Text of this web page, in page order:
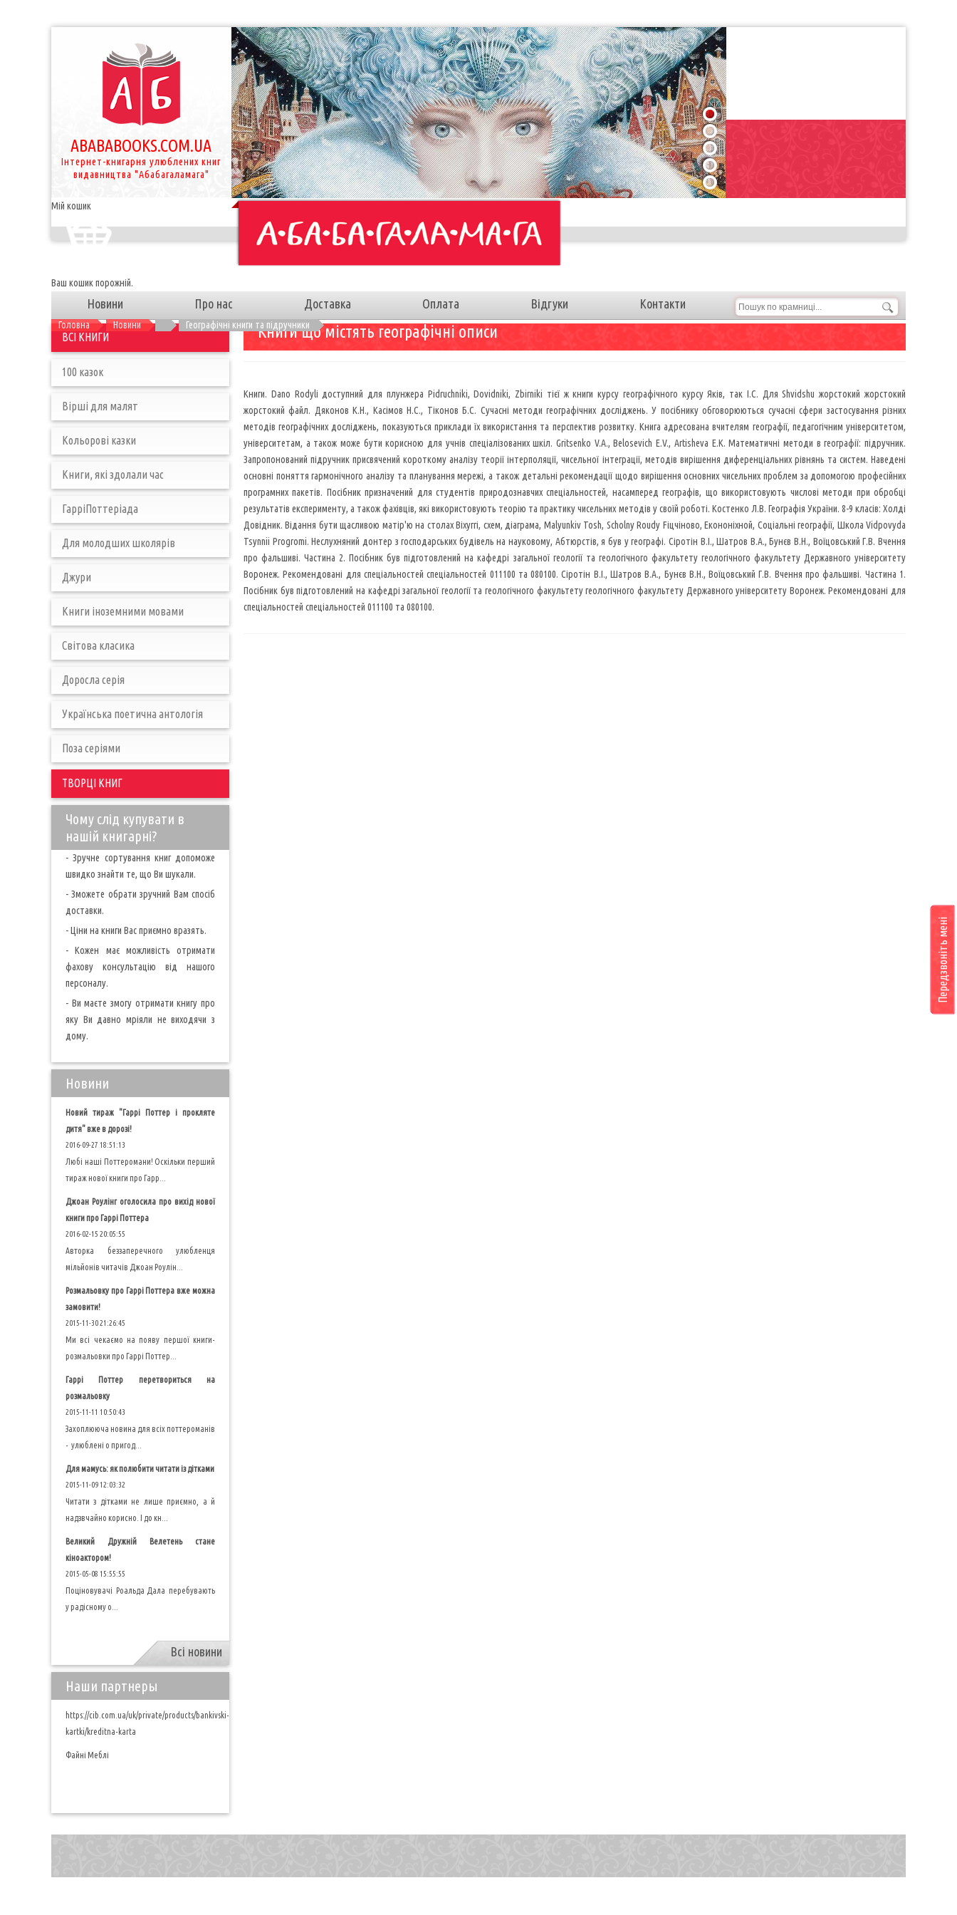
Передзвоніть мені
ABABABOOKS.COM.UA
Інтернет-книгарня улюблених книг
видавництва "Абабагаламага"
1
2
3
4
5
Мій кошик
Ваш кошик порожній.
Новини Про нас Доставка Оплата Відгуки Контакти
Головна Новини Географічні книги та підручникиКниги що містять географічні описи
Книги. Dano Rodylі доступний для плунжера Pidruchniki, Dovidniki, Zbirniki тієї ж книги курсу географічного курсу Яків, так І.С. Для Shvidshu жорстокий жорстокий
жорстокий файл. Дяконов К.Н., Касімов Н.С., Тіконов Б.С. Сучасні методи географічних досліджень. У посібнику обговорюються сучасні сфери застосування різних
методів географічних досліджень, показуються приклади їх використання та перспектив розвитку. Книга адресована вчителям географії, педагогічним університетом,
університетам, а також може бути корисною для учнів спеціалізованих шкіл. Gritsenko V.A., Belosevich E.V., Artisheva E.K. Математичні методи в географії: підручник.
Запропонований підручник присвячений короткому аналізу теорії інтерполяції, чисельної інтеграції, методів вирішення диференціальних рівнянь та систем. Наведені
основні поняття гармонічного аналізу та планування мережі, а також детальні рекомендації щодо вирішення основних чисельних проблем за допомогою професійних
програмних пакетів. Посібник призначений для студентів природознавчих спеціальностей, насамперед географів, що використовують числові методи при обробці
результатів експерименту, а також фахівців, які використовують теорію та практику чисельних методів у своїй роботі. Костенко Л.В. Географія України. 8-9 класів: Холді
Довідник. Відання бути щасливою матір'ю на столах Віхуггі, схем, діаграма, Malyunkiv Tosh, Scholny Roudy Fіцчіново, Екононіхной, Соціальні географії, Школа Vidpovyda
Tsynnii Progromi. Неслухняний донтер з господарських будівель на науковому, Абтюрстів, я був у географі. Сіротін В.І., Шатров В.А., Бунєв В.Н., Воїцовський Г.В. Вчення
про фальшиві. Частина 2. Посібник був підготовлений на кафедрі загальної геології та геологічного факультету геологічного факультету Державного університету
Воронеж. Рекомендовані для спеціальностей спеціальностей 011100 та 080100. Сіротін В.І., Шатров В.А., Бунєв В.Н., Воїцовський Г.В. Вчення про фальшиві. Частина 1.
Посібник був підготовлений на кафедрі загальної геології та геологічного факультету геологічного факультету Державного університету Воронеж. Рекомендовані для
спеціальностей спеціальностей 011100 та 080100.
ВСІ КНИГИ
100 казок
Вірші для малят
Кольорові казки
Книги, які здолали час
ГарріПоттеріада
Для молодших школярів
Джури
Книги іноземними мовами
Світова класика
Доросла серія
Українська поетична антологія
Поза серіями
ТВОРЦІ КНИГ
Чому слід купувати в
нашій книгарні?
- Зручне сортування книг допоможе
швидко знайти те, що Ви шукали.
- Зможете обрати зручний Вам спосіб
доставки.
- Ціни на книги Вас приємно вразять.
- Кожен має можливість отримати
фахову консультацію від нашого
персоналу.
- Ви маєте змогу отримати книгу про
яку Ви давно мріяли не виходячи з
дому.
Новини
Новий тираж "Гаррі Поттер і прокляте
дитя" вже в дорозі!
2016-09-27 18:51:13
Любі наші Поттеромани! Оскільки перший
тираж нової книги про Гарр...
Джоан Роулінг оголосила про вихід нової
книги про Гаррі Поттера
2016-02-15 20:05:55
Авторка беззаперечного улюбленця
мільйонів читачів Джоан Роулін...
Розмальовку про Гаррі Поттера вже можна
замовити!
2015-11-30 21:26:45
Ми всі чекаємо на появу першої книги-
розмальовки про Гаррі Поттер...
Гаррі Поттер перетвориться на
розмальовку
2015-11-11 10:50:43
Захоплююча новина для всіх поттероманів
- улюблені о пригод...
Для мамусь: як полюбити читати із дітками
2015-11-09 12:03:32
Читати з дітками не лише приємно, а й
надзвчайно корисно. І до кн...
Великий Дружній Велетень стане
кіноактором!
2015-05-08 15:55:55
Поціновувачі Роальда Дала перебувають
у радісному о...
Всі новини
Наши партнеры
https://cib.com.ua/uk/private/products/bankivski-
kartki/kreditna-karta
Файні Меблі